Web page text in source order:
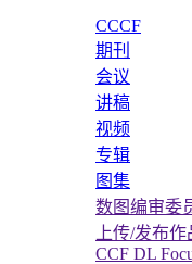
CCCF
期刊
会议
讲稿
视频
专辑
图集
数图编审委
上传/发布作
CCF DL